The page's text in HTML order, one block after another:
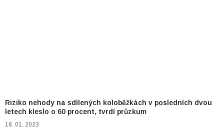
Riziko nehody na sdílených koloběžkách v posledních dvou
letech kleslo o 60 procent, tvrdí průzkum
18. 01. 2023